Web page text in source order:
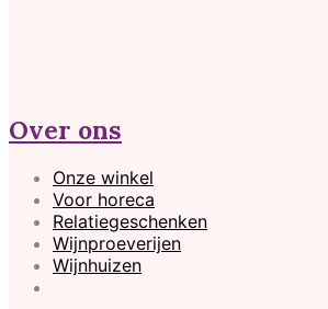
Over ons
Onze winkel
Voor horeca
Relatiegeschenken
Wijnproeverijen
Wijnhuizen